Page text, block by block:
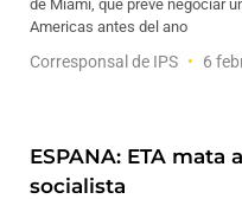
de Miami, que preve negociar
Americas antes del ano
Corresponsal de IPS 6
ESPANA: ETA
socialista